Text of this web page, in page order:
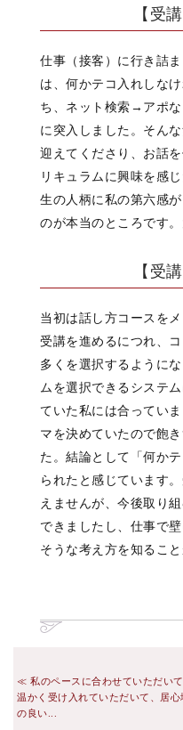
【受
仕事（接客）に行き詰
は、何かテコ入れしな
ち、ネット検索→アポ
に突入しました。そん
迎えてくださり、お話
リキュラムに興味を感
生の人柄に私の第六感
のが本当のところです。
【受
当初は話し方コースを
受講を進めるにつれ、
多くを選択するように
ムを選択できるシステ
ていた私には合ってい
マを決めていたので飽
た。結論として「何か
られたと感じています
えませんが、今後取り
できましたし、仕事で
そうな考え方を知ること
私のペースに合わせていただいて
温かく受け入れていただいて、居心
の良い...